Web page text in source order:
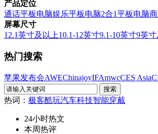
产品定位
通话平板电脑娱乐平板电脑2合1平板电脑
屏幕尺寸
12.1英寸及以上10.1-12英寸9.1-10英寸9英
热门搜索
苹果发布会AWEChinajoyIFAmwcCES Asia
热词： 极客酷玩汽车科技智能穿戴
24小时热文
本周热评